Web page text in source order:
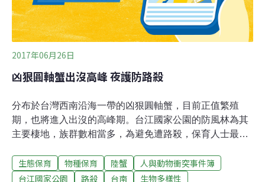
2017年06月26日
凶狠圓軸蟹出沒高峰 夜護防路殺
分布於台灣西南沿海一帶的凶狠圓軸蟹，目前正值繁殖
期，也將進入出沒的高峰期。台江國家公園的防風林為其
主要棲地，族群數相當多，為避免遭路殺，保育人士最近
能平安順利繁衍下一代。凶狠圓軸蟹是台灣最大的陸蟹，
又有紅憨狗、雷公蟳等別稱，其頭胸甲寬可達十二公分，
生態保育 物種保育 陸蟹
人與動物衝突事件簿
台江國家公園
路殺 台南 生物多樣性